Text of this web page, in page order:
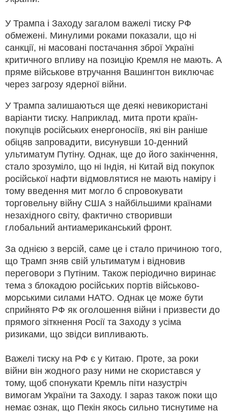
У Трампа і Заходу загалом важелі тиску РФ
обмежені. Минулими роками показали, що ні
санкції, ні масовані постачання зброї Україні
критичного впливу на позицію Кремля не мають. А
пряме військове втручання Вашингтон виключає
через загрозу ядерної війни.
У Трампа залишаються ще деякі невикористані
варіанти тиску. Наприклад, мита проти країн-
покупців російських енергоносіїв, які він раніше
обіцяв запровадити, висунувши 10-денний
ультиматум Путіну. Однак, ще до його закінчення,
стало зрозуміло, що ні Індія, ні Китай від покупок
російської нафти відмовлятися не мають наміру і
тому введення мит могло б спровокувати
торговельну війну США з найбільшими країнами
незахідного світу, фактично створивши
глобальний антиамериканський фронт.
За однією з версій, саме це і стало причиною того,
що Трамп зняв свій ультиматум і відновив
переговори з Путіним. Також періодично виринає
тема з блокадою російських портів військово-
морськими силами НАТО. Однак це може бути
сприйнято РФ як оголошення війни і призвести до
прямого зіткнення Росії та Заходу з усіма
ризиками, що звідси випливають.
Важелі тиску на РФ є у Китаю. Проте, за роки
війни він жодного разу ними не скористався у
тому, щоб спонукати Кремль піти назустріч
вимогам України та Заходу. І зараз також поки що
немає ознак, що Пекін якось сильно тиснутиме на